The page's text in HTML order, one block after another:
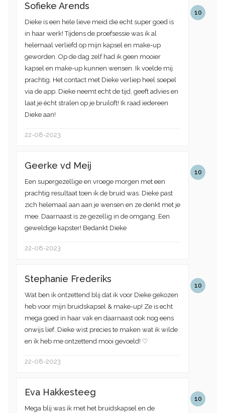
10
Sofieke Arends
Dieke is een hele lieve meid die echt super goed is
in haar werk! Tijdens de proefsessie was ik al
helemaal verliefd op mijn kapsel en make-up
geworden. Op de dag zelf had ik geen mooier
kapsel en make-up kunnen wensen. Ik voelde mij
prachtig. Het contact met Dieke verliep heel soepel
via de app. Dieke neemt echt de tijd, geeft advies en
laat je écht stralen op je bruiloft! Ik raad iedereen
Dieke aan!
22-08-2023
10
Geerke vd Meij
Een supergezellige en vroege morgen met een
prachtig resultaat toen ik de bruid was. Dieke past
zich helemaal aan aan je wensen en ze denkt met je
mee. Daarnaast is ze gezellig in de omgang. Een
geweldige kapster! Bedankt Dieke
22-08-2023
10
Stephanie Frederiks
Wat ben ik ontzettend blij dat ik voor Dieke gekozen
heb voor mijn bruidskapsel & make-up! Ze is echt
mega goed in haar vak en daarnaast ook nog eens
onwijs lief. Dieke wist precies te maken wat ik wilde
en ik heb me ontzettend mooi gevoeld! ♡
22-08-2023
10
Eva Hakkesteeg
Mega blij was ik met het bruidskapsel en de